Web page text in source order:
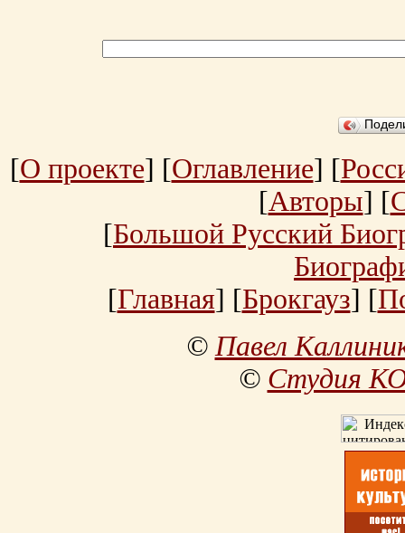
[О проекте] [Оглавление] [
[Авторы] [
[Большой Русский
[Главная] [Брокгауз] [
©Павел
© Студия